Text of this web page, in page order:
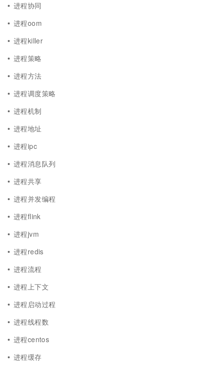
进程协同
进程oom
进程killer
进程策略
进程方法
进程调度策略
进程机制
进程地址
进程ipc
进程消息队列
进程共享
进程并发编程
进程flink
进程jvm
进程redis
进程流程
进程上下文
进程启动过程
进程线程数
进程centos
进程缓存